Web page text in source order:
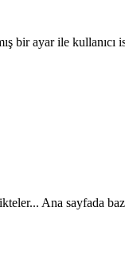
bir ayar ile
Ana sayfada